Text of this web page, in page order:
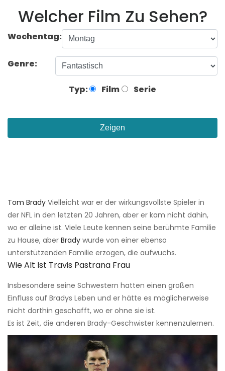
Welcher Film Zu Sehen?
Wochentag:
Genre:
Typ: Film Serie
Zeigen
Tom Brady Vielleicht war er der wirkungsvollste Spieler in
der NFL in den letzten 20 Jahren, aber er kam nicht dahin,
wo er alleine ist. Viele Leute kennen seine berühmte Familie
zu Hause, aber Brady wurde von einer ebenso
unterstützenden Familie erzogen, die aufwuchs.
Wie Alt Ist Travis Pastrana Frau
Insbesondere seine Schwestern hatten einen großen
Einfluss auf Bradys Leben und er hätte es möglicherweise
nicht dorthin geschafft, wo er ohne sie ist.
Es ist Zeit, die anderen Brady-Geschwister kennenzulernen.